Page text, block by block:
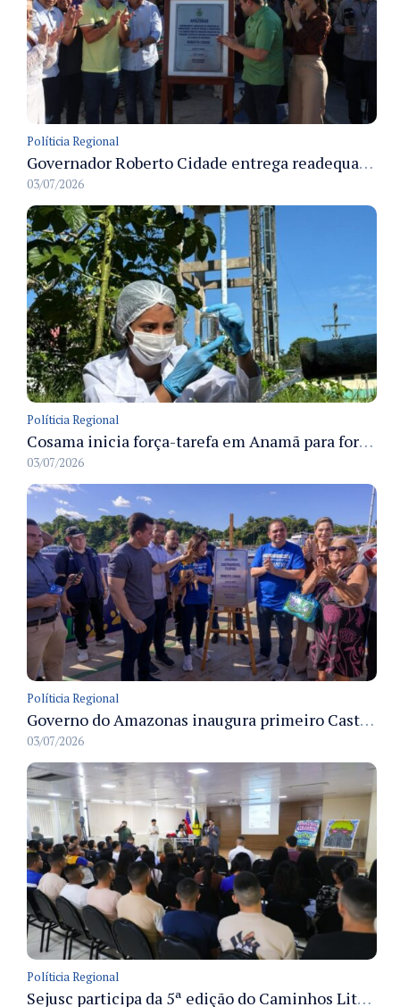
Políticia Regional
Governador Roberto Cidade entrega readequação do ambulatório da FCecon e amplia capacidade de atendimento oncológico em Manaus
03/07/2026
Políticia Regional
Cosama inicia força-tarefa em Anamã para fortalecer abastecimento de água e segurança hídrica da população
03/07/2026
Políticia Regional
Governo do Amazonas inaugura primeiro Castramóvel Fluvial para atendimento veterinário às comunidades ribeirinhas e castração gratuita
03/07/2026
Políticia Regional
Sejusc participa da 5ª edição do Caminhos Literários com foco na cultura hip-hop nas unidades socioeducativas